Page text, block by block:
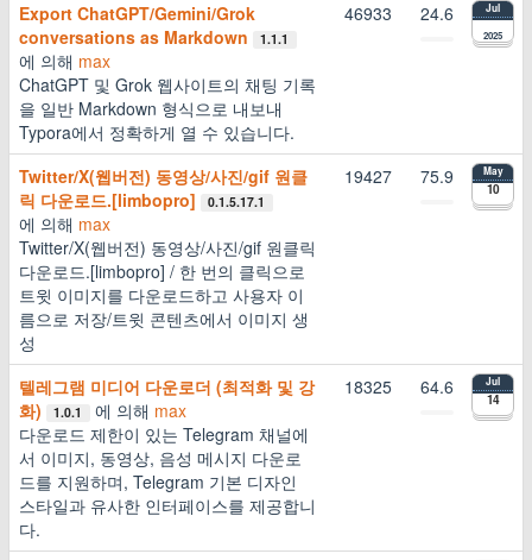
Export ChatGPT/Gemini/Grok
conversations as Markdown
1.1.1
에 의해 max
ChatGPT 및 Grok 웹사이트의 채팅 기록
을 일반 Markdown 형식으로 내보내
Typora에서 정확하게 열 수 있습니다.
46933 24.6 Jul
2025
Twitter/X(웹버전) 동영상/사진/gif 원클
릭 다운로드.[limbopro]
0.1.5.17.1
에 의해 max
Twitter/X(웹버전) 동영상/사진/gif 원클릭
다운로드.[limbopro] / 한 번의 클릭으로
트윗 이미지를 다운로드하고 사용자 이
름으로 저장/트윗 콘텐츠에서 이미지 생
성
19427 75.9 May
10
텔레그램 미디어 다운로더 (최적화 및 강
화)
1.0.1 에 의해 max
다운로드 제한이 있는 Telegram 채널에
서 이미지, 동영상, 음성 메시지 다운로
드를 지원하며, Telegram 기본 디자인
스타일과 유사한 인터페이스를 제공합니
다.
18325 64.6 Jul
14